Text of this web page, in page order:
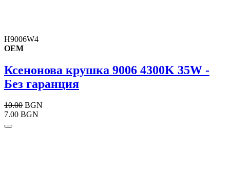
H9006W4
OEM
Ксенонова крушка 9006 4300K 35W -
Без гаранция
10.00 BGN
7.00 BGN